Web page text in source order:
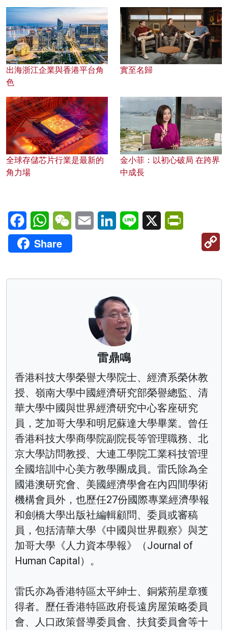
出海浙江企業與香港平台角
色
實至名歸
全球存儲芯片行業是最新的
角力場
金小菲：以初心破局 在跨界
中成長
FacebookWhatsAppWeChatEmail LinkedInLine X
Share
雷鼎鳴
香港科技大學榮譽大學院士、經濟系榮休教
授、嶺南大學中國經濟研究部榮譽總監、清
華大學中國與世界經濟研究中心客座研究
員，芝加哥大學和明尼蘇達大學畢業。曾任
香港科技大學商學院副院長等管理職務、北
京大學訪問教授、大連工學院工業科技管理
全國培訓中心美方教學團成員。雷氏除為全
國港澳研究會、美國經濟學會在內四間學術
機構會員外，也歷任27份國際專業經濟學報
和劍橋大學出版社編輯顧問、委員或審稿
員，包括清華大學《中國與世界觀察》與芝
加哥大學《人力資本學報》（Journal of
Human Capital）。
雷氏亦為香港特區太平紳士、銅紫荊星章獲
得者。歷任香港特區政府長遠房屋策略委員
會、人口政策督導委員會、扶貧委員會等十